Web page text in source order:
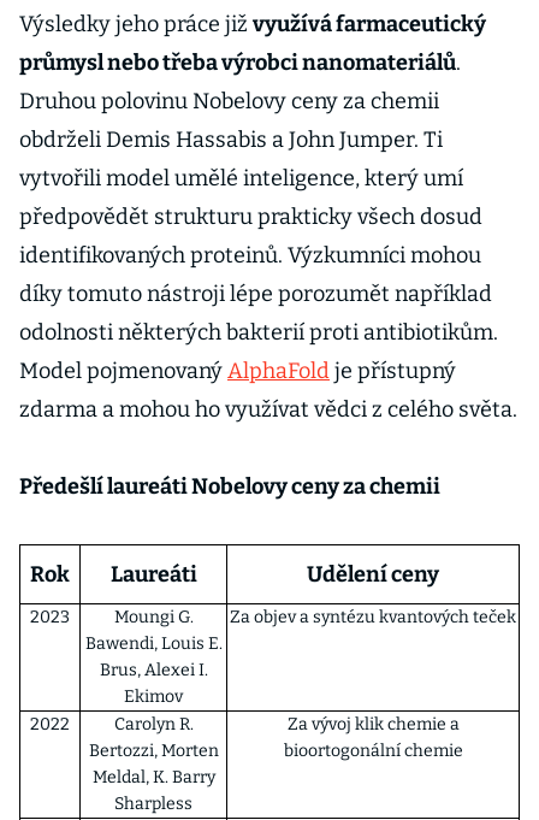
Výsledky jeho práce již využívá farmaceutický
průmysl nebo třeba výrobci nanomateriálů.
Druhou polovinu Nobelovy ceny za chemii
obdrželi Demis Hassabis a John Jumper. Ti
vytvořili model umělé inteligence, který umí
předpovědět strukturu prakticky všech dosud
identifikovaných proteinů. Výzkumníci mohou
díky tomuto nástroji lépe porozumět například
odolnosti některých bakterií proti antibiotikům.
Model pojmenovanýAlphaFoldje přístupný
zdarma a mohou ho využívat vědci z celého světa.
Předešlí laureáti Nobelovy ceny za chemii
Rok Laureáti Udělení ceny
2023
Moungi G.
Bawendi, Louis E.
Brus, Alexei I.
Ekimov
Za objev a syntézu kvantových teček
2022
Carolyn R.
Bertozzi, Morten
Meldal, K. Barry
Sharpless
Za vývoj klik chemie a
bioortogonální chemie